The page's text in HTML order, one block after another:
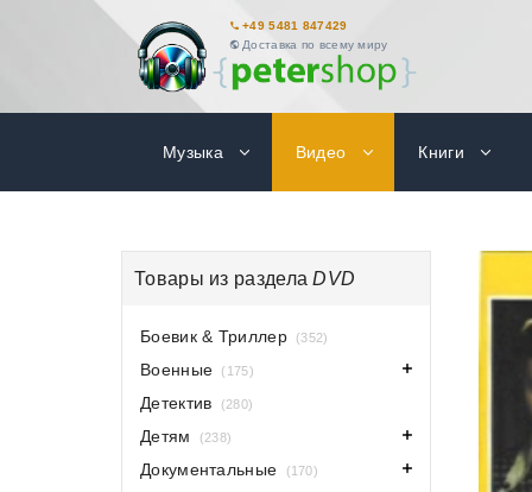
+49 5481 847429
Доставка по всему миру
Музыка Видео Книги
Товары из разделаDVD
Боевик & Триллер (352)
Военные (175)
Детектив (280)
Детям (238)
Документальные (170)